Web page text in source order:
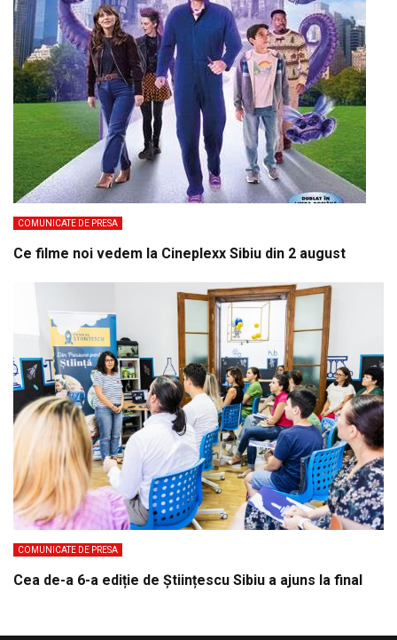
COMUNICATE DE PRESA
Ce filme noi vedem la Cineplexx Sibiu din 2 august
COMUNICATE DE PRESA
Cea de-a 6-a ediție de Științescu Sibiu a ajuns la final